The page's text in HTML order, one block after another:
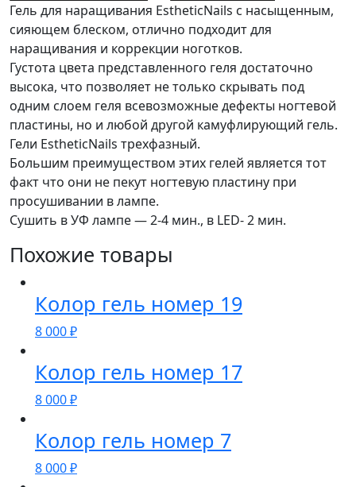
Гель для наращивания EstheticNails с насыщенным,
сияющем блеском, отлично подходит для
наращивания и коррекции ноготков.
Густота цвета представленного геля достаточно
высока, что позволяет не только скрывать под
одним слоем геля всевозможные дефекты ногтевой
пластины, но и любой другой камуфлирующий гель.
Гели EstheticNails трехфазный.
Большим преимуществом этих гелей является тот
факт что они не пекут ногтевую пластину при
просушивании в лампе.
Сушить в УФ лампе — 2-4 мин., в LED- 2 мин.
Похожие товары
Колор гель номер 19
8 000₽
Колор гель номер 17
8 000₽
Колор гель номер 7
8 000₽